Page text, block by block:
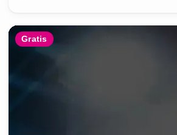
Gratis